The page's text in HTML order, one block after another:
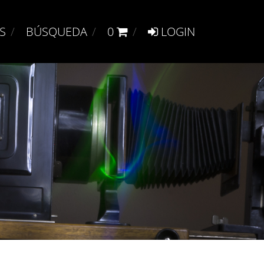
BÚSQUEDA 0 LOGIN